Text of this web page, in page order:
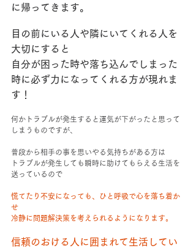
に帰ってきます。
目の前にいる人や隣にいてくれる人を
大切にすると
自分が困った時や落ち込んでしまった
時に必ず力になってくれる方が現れま
す！
何かトラブルが発生すると運気が下がったと思って
しまうものですが、
普段から相手の事を思いやる気持ちがある方は
トラブルが発生しても瞬時に助けてもらえる生活を
送っているので
慌てたり不安になっても、ひと呼吸で心を落ち着か
せ
冷静に問題解決策を考えられるようになります。
信頼のおける人に囲まれて生活してい